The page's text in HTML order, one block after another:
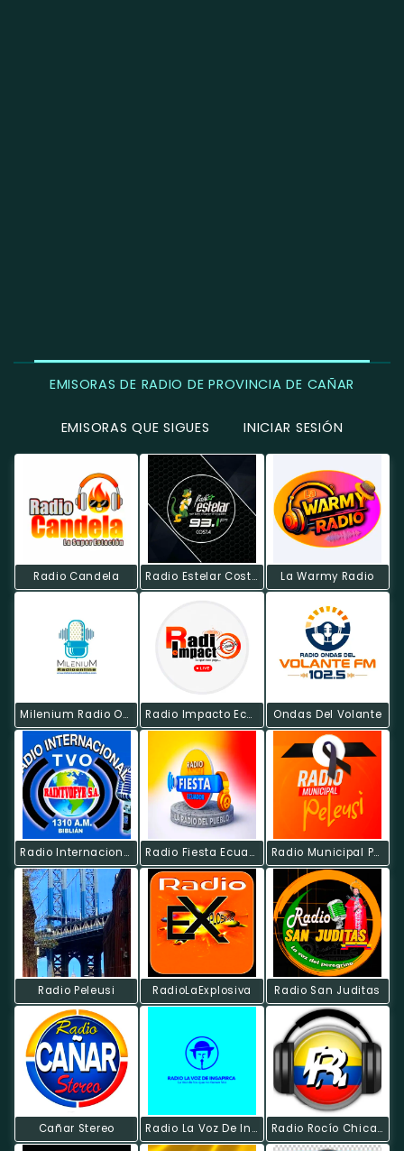
EMISORAS DE RADIO DE PROVINCIA DE CAÑAR
EMISORAS QUE SIGUES INICIAR SESIÓN
Radio Candela Radio Estelar Costa La Warmy Radio
Milenium Radio Online Radio Impacto Ecuador Ondas Del Volante
Radio Internacional Tvo S.A Radio Fiesta Ecuador Radio Municipal Peleusi
Radio Peleusi RadioLaExplosiva Radio San Juditas
Cañar Stereo Radio La Voz De Ingapirca Radio Rocío Chicago